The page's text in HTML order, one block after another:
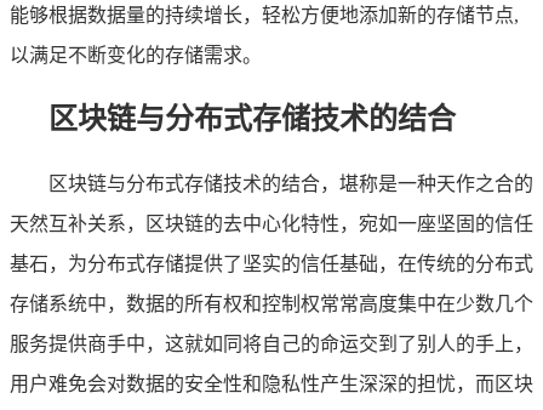
能够根据数据量的持续增长，轻松方便地添加新的存储节点,
以满足不断变化的存储需求。
区块链与分布式存储技术的结合
区块链与分布式存储技术的结合，堪称是一种天作之合的
天然互补关系，区块链的去中心化特性，宛如一座坚固的信任
基石，为分布式存储提供了坚实的信任基础，在传统的分布式
存储系统中，数据的所有权和控制权常常高度集中在少数几个
服务提供商手中，这就如同将自己的命运交到了别人的手上，
用户难免会对数据的安全性和隐私性产生深深的担忧，而区块